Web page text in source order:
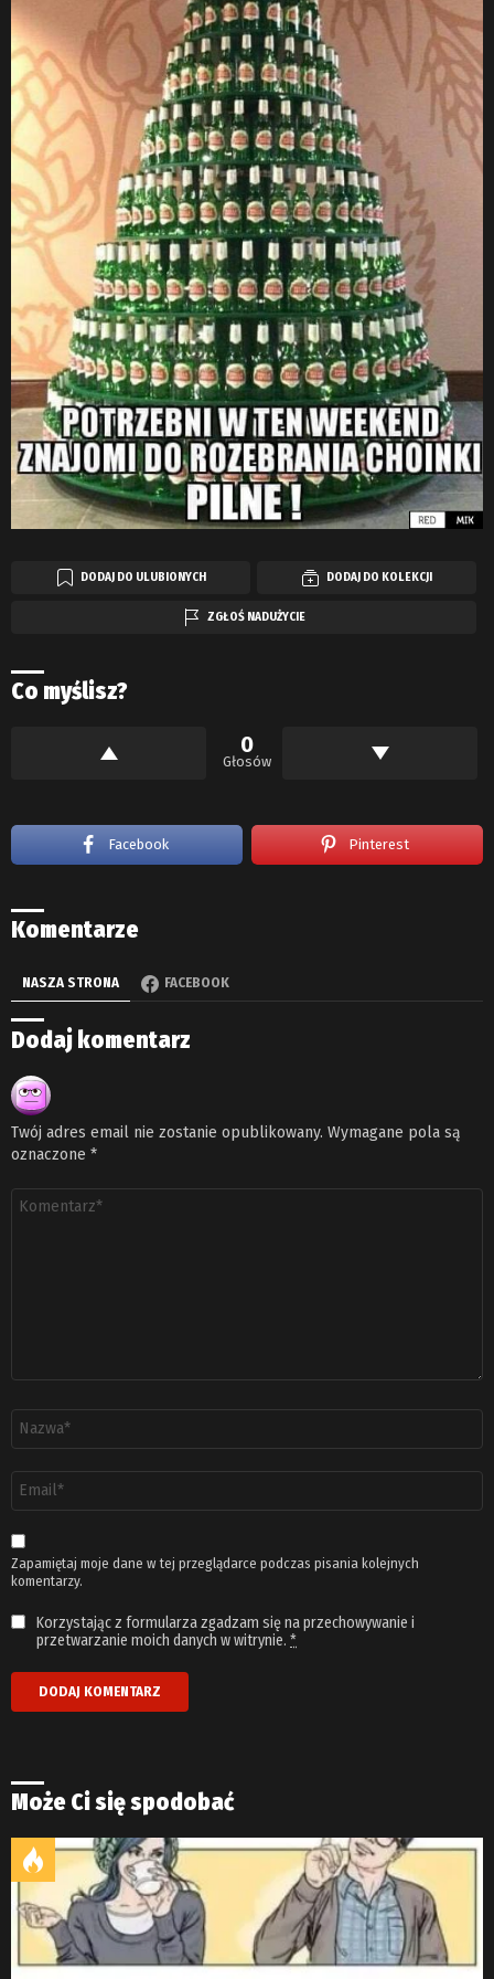
DODAJ DO ULUBIONYCH DODAJ DO KOLEKCJI
ZGŁOŚ NADUŻYCIE
Co myślisz?
0
Głosów
Facebook Pinterest
Komentarze
NASZA STRONA FACEBOOK
Dodaj komentarz
Twój adres email nie zostanie opublikowany. Wymagane pola są
oznaczone *
email
*
Zapamiętaj moje dane w tej przeglądarce podczas pisania kolejnych
komentarzy.
Korzystając z formularza zgadzam się na przechowywanie i
przetwarzanie moich danych w witrynie. *
Może Ci się spodobać